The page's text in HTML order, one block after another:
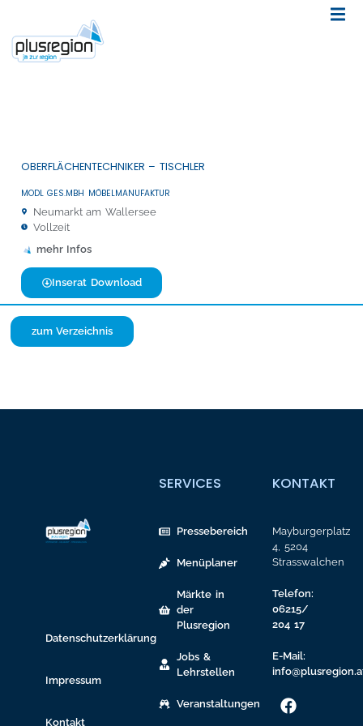
OBERFLÄCHENTECHNIKER – TISCHLER
MODL GES.MBH MÖBELMANUFAKTUR
Neumarkt am Wallersee
Vollzeit
mehr Infos
Inserat Download
zum Verzeichnis
Datenschutzerklärung
Impressum
Kontakt
SERVICES
Pressebereich
Menüplaner
Märkte in
der
Plusregion
Jobs &
Lehrstellen
Veranstaltungen
KONTAKT
Mayburgerplatz
4, 5204
Strasswalchen
Telefon:
06215/
204 17
E-Mail: